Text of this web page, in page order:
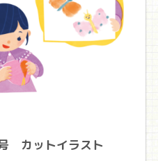
カットイラスト